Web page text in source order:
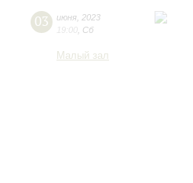
03 июня 2023
19:00 Сб
Малый зал